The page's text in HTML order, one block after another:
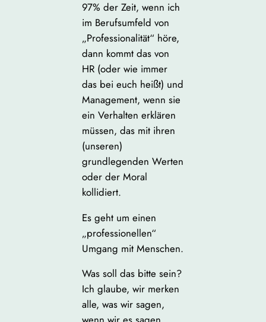
97% der Zeit, wenn ich
im Berufsumfeld von
„Professionalität“ höre,
dann kommt das von
HR (oder wie immer
das bei euch heißt) und
Management, wenn sie
ein Verhalten erklären
müssen, das mit ihren
(unseren)
grundlegenden Werten
oder der Moral
kollidiert.
Es geht um einen
„professionellen“
Umgang mit Menschen.
Was soll das bitte sein?
Ich glaube, wir merken
alle, was wir sagen,